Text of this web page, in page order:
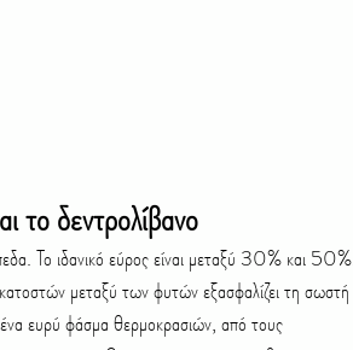
το δεντρολίβανο
μεταξύ των φυτών εξασφαλίζει τη σωστή
ένα ευρύ φάσμα θερμοκρασιών, από τους